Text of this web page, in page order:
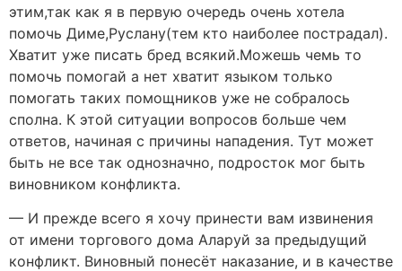
этим,так как я в первую очередь очень хотела
помочь Диме,Руслану(тем кто наиболее пострадал).
Хватит уже писать бред всякий.Можешь чемь то
помочь помогай а нет хватит языком только
помогать таких помощников уже не собралось
сполна. К этой ситуации вопросов больше чем
ответов, начиная с причины нападения. Тут может
быть не все так однозначно, подросток мог быть
виновником конфликта.
— И прежде всего я хочу принести вам извинения
от имени торгового дома Аларуй за предыдущий
конфликт. Виновный понесёт наказание, и в качестве